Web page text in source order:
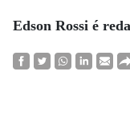
Edson Rossi é